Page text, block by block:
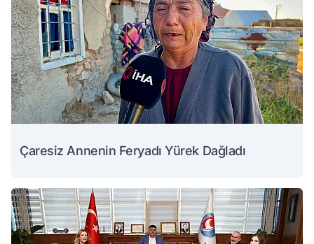
Çaresiz Annenin Feryadı Yürek Dağladı